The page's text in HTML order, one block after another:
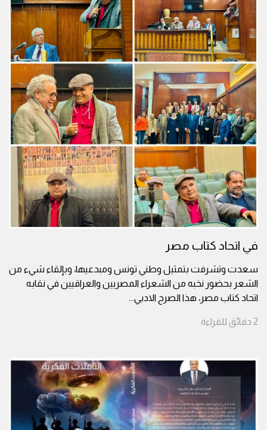
في اتحاد كتاب مصر
سعدت وتشرفت بتمثيل وطني تونس ومبدعيها، وبإلقاء شيء من
الشعر بحضور نخبه من الشعراء المصريين والعراقيين في نقابه
اتحاد كتاب مصر، هذا الصرح الادبي...
2 دقائق للقراءة